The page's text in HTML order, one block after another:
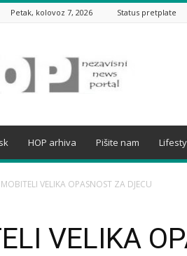
Petak, kolovoz 7, 2026 Status pretplate
HOP arhiva Pišite nam
MOBITELI VELIKA OPASNOST ZA DJECU
VELIKA